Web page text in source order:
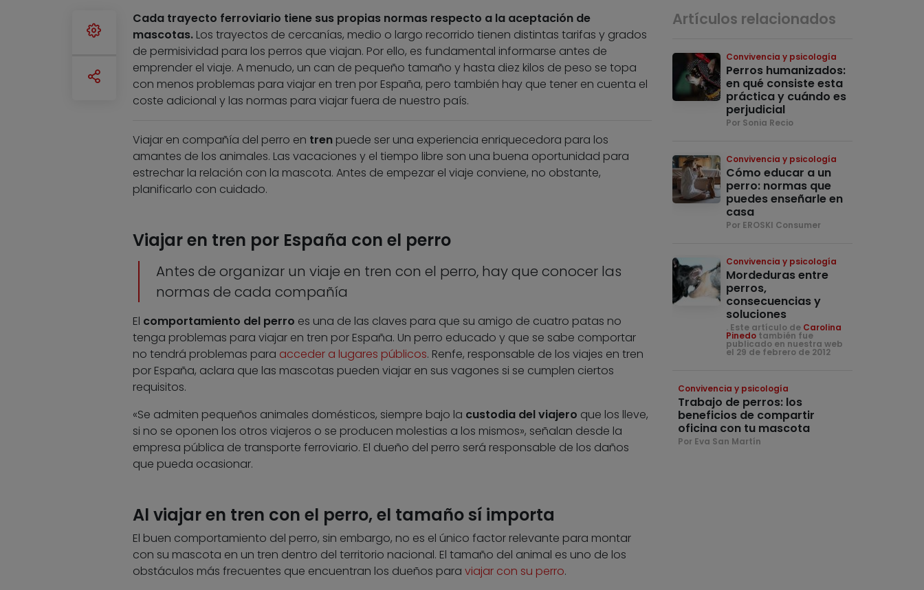
Cada trayecto ferroviario tiene sus propias normas respecto a la aceptación de
mascotas.Los trayectos de cercanías, medio o largo recorrido tienen distintas tarifas y grados
de permisividad para los perros que viajan. Por ello, es fundamental informarse antes de
emprender el viaje. A menudo, un can de pequeño tamaño y hasta diez kilos de peso se topa
con menos problemas para viajar en tren por España, pero también hay que tener en cuenta el
coste adicional y las normas para viajar fuera de nuestro país.
Viajar en compañía del perro en trenpuede ser una experiencia enriquecedora para los
amantes de los animales. Las vacaciones y el tiempo libre son una buena oportunidad para
estrechar la relación con la mascota. Antes de empezar el viaje conviene, no obstante,
planificarlo con cuidado.
Viajar en tren por España con el perro
Antes de organizar un viaje en tren con el perro, hay que conocer las
normas de cada compañía
El comportamiento del perro es una de las claves para que su amigo de cuatro patas no
tenga problemas para viajar en tren por España. Un perro educado y que se sabe comportar
no tendrá problemas para acceder a lugares públicos. Renfe, responsable de los viajes en tren
por España, aclara que las mascotas pueden viajar en sus vagones si se cumplen ciertos
requisitos.
«Se admiten pequeños animales domésticos, siempre bajo la custodia del viajero que los lleve,
si no se oponen los otros viajeros o se producen molestias a los mismos», señalan desde la
empresa pública de transporte ferroviario. El dueño del perro será responsable de los daños
que pueda ocasionar.
Al viajar en tren con el perro, el tamaño sí importa
El buen comportamiento del perro, sin embargo, no es el único factor relevante para montar
con su mascota en un tren dentro del territorio nacional. El tamaño del animal es uno de los
obstáculos más frecuentes que encuentran los dueños para viajar con su perro.
Artículos relacionados
Convivencia y psicología
Perros humanizados:
en qué consiste esta
práctica y cuándo es
perjudicial
Por Sonia Recio
Convivencia y psicología
Cómo educar a un
perro: normas que
puedes enseñarle en
casa
Por EROSKI Consumer
Convivencia y psicología
Mordeduras entre
perros,
consecuencias y
soluciones
. Este artículo de Carolina
Pinedo también fue
publicado en nuestra web
el 29 de febrero de 2012
Convivencia y psicología
Trabajo de perros: los
beneficios de compartir
oficina con tu mascota
Por Eva San Martín